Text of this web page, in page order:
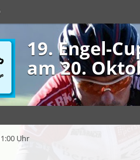
19. Engel-
am 20.
Uhr